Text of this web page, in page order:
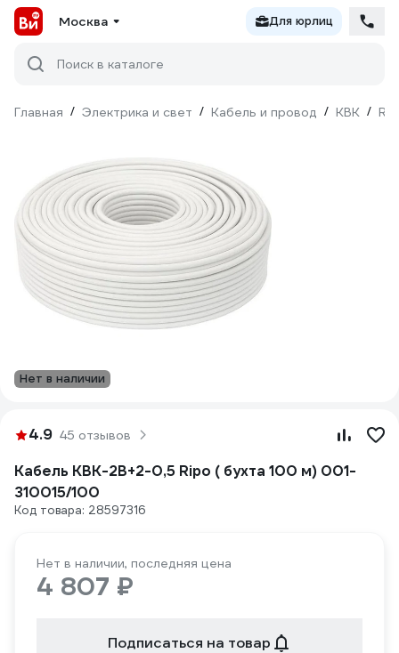
Москва Для юрлиц
Поиск в каталоге
Главная / Электрика и свет / Кабель и провод / КВК /
Нет в наличии
4.9 45 отзывов
Кабель КВК-2В+2-0,5 Ripo ( бухта 100 м) 001-
310015/100
Код товара: 28597316
Нет в наличии, последняя цена
4 807 ₽
Подписаться на товар